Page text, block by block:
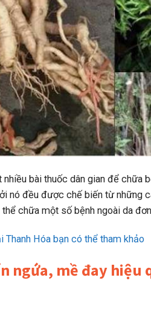
bài thuốc dân gian để chữa
nó đều được chế biến từ những
chữa một số bệnh ngoài da
Hóa bạn có thể tham khảo
ngứa, mề đay hiệu